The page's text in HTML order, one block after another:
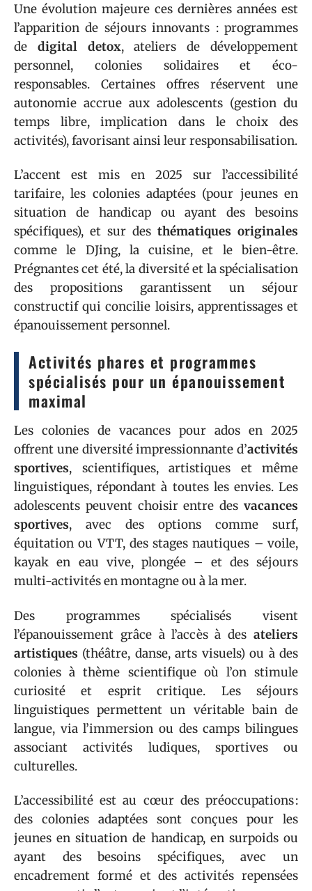
Une évolution majeure ces dernières années est
l’apparition de séjours innovants : programmes
de digital detox, ateliers de développement
personnel, colonies solidaires et éco-
responsables. Certaines offres réservent une
autonomie accrue aux adolescents (gestion du
temps libre, implication dans le choix des
activités), favorisant ainsi leur responsabilisation.
L’accent est mis en 2025 sur l’accessibilité
tarifaire, les colonies adaptées (pour jeunes en
situation de handicap ou ayant des besoins
spécifiques), et sur des thématiques originales
comme le DJing, la cuisine, et le bien-être.
Prégnantes cet été, la diversité et la spécialisation
des propositions garantissent un séjour
constructif qui concilie loisirs, apprentissages et
épanouissement personnel.
Activités phares et programmes
spécialisés pour un épanouissement
maximal
Les colonies de vacances pour ados en 2025
offrent une diversité impressionnante d’activités
sportives, scientifiques, artistiques et même
linguistiques, répondant à toutes les envies. Les
adolescents peuvent choisir entre des vacances
sportives, avec des options comme surf,
équitation ou VTT, des stages nautiques – voile,
kayak en eau vive, plongée – et des séjours
multi-activités en montagne ou à la mer.
Des programmes spécialisés visent
l’épanouissement grâce à l’accès à des ateliers
artistiques (théâtre, danse, arts visuels) ou à des
colonies à thème scientifique où l’on stimule
curiosité et esprit critique. Les séjours
linguistiques permettent un véritable bain de
langue, via l’immersion ou des camps bilingues
associant activités ludiques, sportives ou
culturelles.
L’accessibilité est au cœur des préoccupations :
des colonies adaptées sont conçues pour les
jeunes en situation de handicap, en surpoids ou
ayant des besoins spécifiques, avec un
encadrement formé et des activités repensées